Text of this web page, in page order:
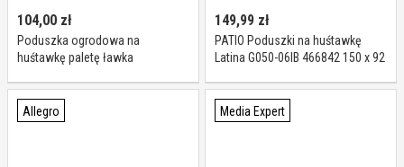
104,00 zł
Poduszka ogrodowa na
huśtawkę paletę ławka
149,99 zł
PATIO Poduszki na huśtawkę
Latina G050-06IB 466842 150 x 92
Allegro Media Expert